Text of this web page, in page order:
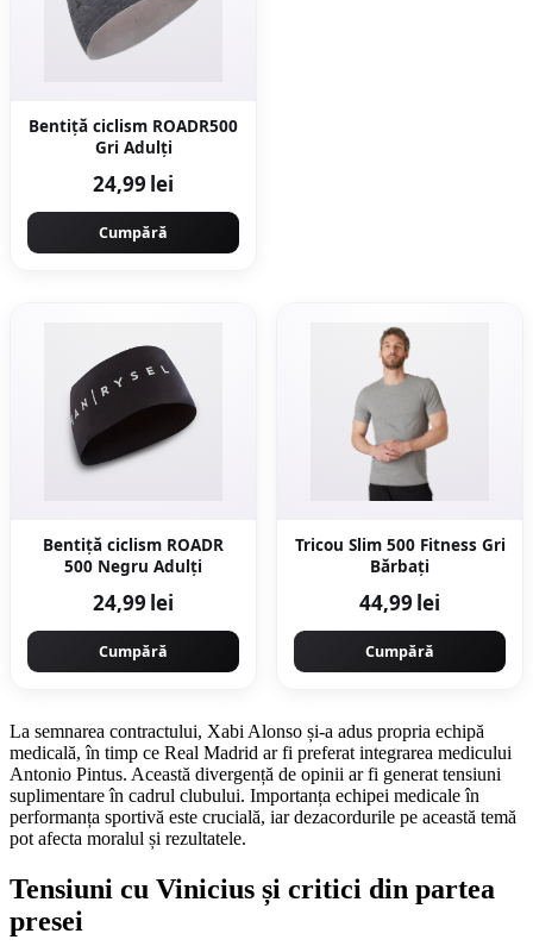
Bentiță ciclism ROADR500
Gri Adulți
24,99 lei
Cumpără
Bentiță ciclism ROADR
500 Negru Adulți
24,99 lei
Cumpără
Tricou Slim 500 Fitness Gri
Bărbați
44,99 lei
Cumpără
La semnarea contractului, Xabi Alonso și-a adus propria echipă
medicală, în timp ce Real Madrid ar fi preferat integrarea medicului
Antonio Pintus. Această divergență de opinii ar fi generat tensiuni
suplimentare în cadrul clubului. Importanța echipei medicale în
performanța sportivă este crucială, iar dezacordurile pe această temă
pot afecta moralul și rezultatele.
Tensiuni cu Vinicius și critici din partea
presei